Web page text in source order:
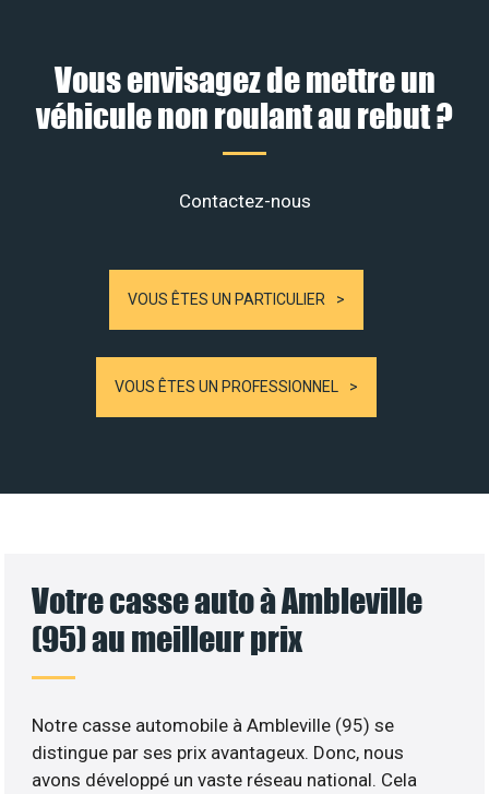
Vous envisagez de mettre un
véhicule non roulant au rebut ?
Contactez-nous
VOUS ÊTES UN PARTICULIER
VOUS ÊTES UN PROFESSIONNEL
Votre casse auto à Ambleville
(95) au meilleur prix
Notre casse automobile à Ambleville (95) se
distingue par ses prix avantageux. Donc, nous
avons développé un vaste réseau national. Cela